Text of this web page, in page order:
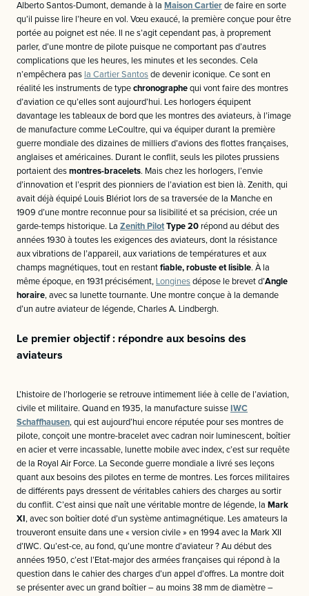
Alberto Santos-Dumont, demande à la Maison Cartier de faire en sorte
qu’il puisse lire l’heure en vol. Vœu exaucé, la première conçue pour être
portée au poignet est née. Il ne s’agit cependant pas, à proprement
parler, d’une montre de pilote puisque ne comportant pas d’autres
complications que les heures, les minutes et les secondes. Cela
n’empêchera pas la Cartier Santos de devenir iconique. Ce sont en
réalité les instruments de type chronographe qui vont faire des montres
d’aviation ce qu’elles sont aujourd’hui. Les horlogers équipent
davantage les tableaux de bord que les montres des aviateurs, à l’image
de manufacture comme LeCoultre, qui va équiper durant la première
guerre mondiale des dizaines de milliers d’avions des flottes françaises,
anglaises et américaines. Durant le conflit, seuls les pilotes prussiens
portaient des montres-bracelets. Mais chez les horlogers, l’envie
d’innovation et l’esprit des pionniers de l’aviation est bien là. Zenith, qui
avait déjà équipé Louis Blériot lors de sa traversée de la Manche en
1909 d’une montre reconnue pour sa lisibilité et sa précision, crée un
garde-temps historique. La Zenith Pilot Type 20 répond au début des
années 1930 à toutes les exigences des aviateurs, dont la résistance
aux vibrations de l’appareil, aux variations de températures et aux
champs magnétiques, tout en restant fiable, robuste et lisible. À la
même époque, en 1931 précisément,
Longines dépose le brevet d’Angle
horaire, avec sa lunette tournante. Une montre conçue à la demande
d’un autre aviateur de légende, Charles A. Lindbergh.
Le premier objectif : répondre aux besoins des
aviateurs
L’histoire de l’horlogerie se retrouve intimement liée à celle de l’aviation,
civile et militaire. Quand en 1935, la manufacture suisse IWC
Schaffhausen, qui est aujourd’hui encore réputée pour ses montres de
pilote, conçoit une montre-bracelet avec cadran noir luminescent, boîtier
en acier et verre incassable, lunette mobile avec index, c’est sur requête
de la Royal Air Force. La Seconde guerre mondiale a livré ses leçons
quant aux besoins des pilotes en terme de montres. Les forces militaires
de différents pays dressent de véritables cahiers des charges au sortir
du conflit. C’est ainsi que naît une véritable montre de légende, la Mark
XI , avec son boîtier doté d’un système antimagnétique. Les amateurs la
trouveront ensuite dans une « version civile » en 1994 avec la Mark XII
d’IWC. Qu’est-ce, au fond, qu’une montre d’aviateur ? Au début des
années 1950, c’est l’Etat-major des armées françaises qui répond à la
question dans le cahier des charges d’un appel d’offres. La montre doit
se présenter avec un grand boîtier – au moins 38 mm de diamètre –